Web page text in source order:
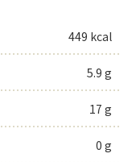
449 kcal
5.9 g
17 g
0 g